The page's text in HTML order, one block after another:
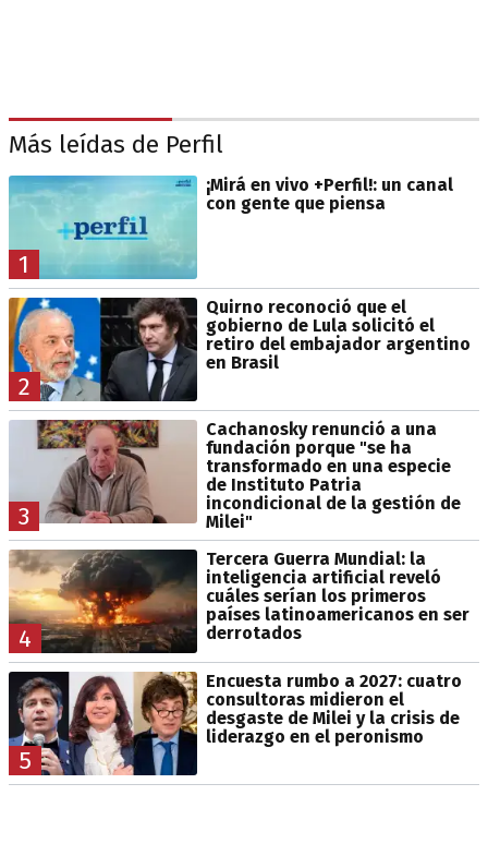
Más leídas de Perfil
1
¡Mirá en vivo +Perfil!: un canal
con gente que piensa
2
Quirno reconoció que el
gobierno de Lula solicitó el
retiro del embajador argentino
en Brasil
3
Cachanosky renunció a una
fundación porque "se ha
transformado en una especie
de Instituto Patria
incondicional de la gestión de
Milei"
4
Tercera Guerra Mundial: la
inteligencia artificial reveló
cuáles serían los primeros
países latinoamericanos en ser
derrotados
5
Encuesta rumbo a 2027: cuatro
consultoras midieron el
desgaste de Milei y la crisis de
liderazgo en el peronismo